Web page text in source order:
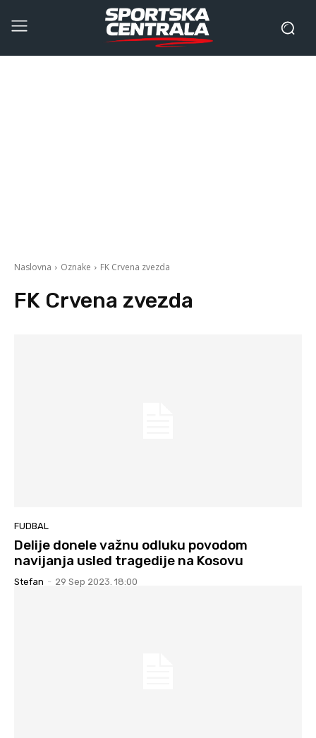
Naslovna Oznake FK Crvena zvezda
FK Crvena zvezda
FUDBAL
Delije donele važnu odluku povodom
navijanja usled tragedije na Kosovu
Stefan - 29 Sep 2023. 18:00